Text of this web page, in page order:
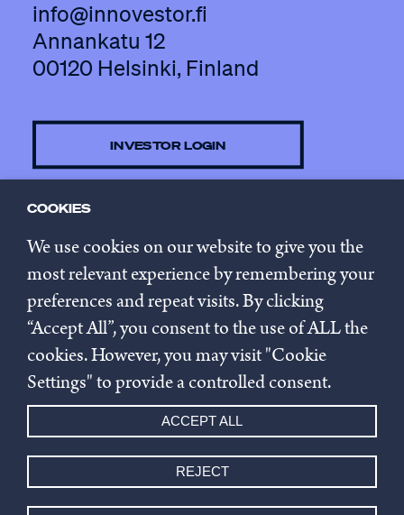
info@innovestor.fi
Annankatu 12
00120 Helsinki, Finland
INVESTOR LOGIN
SUBSCRIBE TO NEWSLETTER
Privacy policy
Whistleblowing
COOKIES
We use cookies on our website to give you the
most relevant experience by remembering your
preferences and repeat visits. By clicking
“Accept All”, you consent to the use of ALL the
cookies. However, you may visit "Cookie
Settings" to provide a controlled consent.
ACCEPT ALL
REJECT